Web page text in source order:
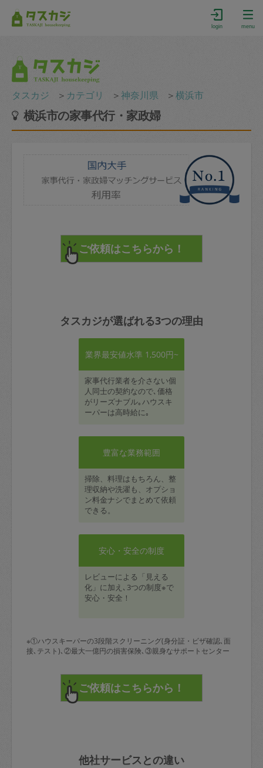
login menu
タスカジ ＞ カテゴリ ＞神奈川県 ＞横浜市
横浜市の家事代行・家政婦
タスカジが選ばれる3つの理由
業界最安値水準 1,500円~
家事代行業者を介さない個
人同士の契約なので､価格
がリーズナブル｡ハウスキ
ーパーは高時給に｡
豊富な業務範囲
掃除、料理はもちろん、整
理収納や洗濯も、オプショ
ン料金ナシでまとめて依頼
できる。
安心・安全の制度
レビューによる「見える
化」に加え､3つの制度※で
安心・安全！
※①ハウスキーパーの3段階スクリーニング(身分証・ビザ確認､面
接､テスト)､②最大一億円の損害保険､③親身なサポートセンター
他社サービスとの違い